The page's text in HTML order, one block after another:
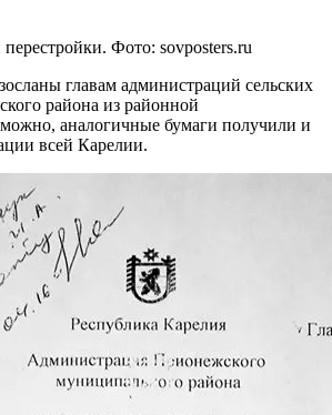
Фото: sovposters.ru
главам администраций сельских
района из районной
аналогичные бумаги получили и
всей Карелии.